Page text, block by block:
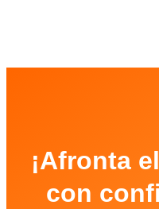
¡Afronta
con